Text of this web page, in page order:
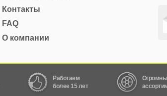
Контакты
FAQ
О компании
Работаем
более 15 лет